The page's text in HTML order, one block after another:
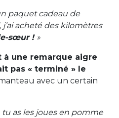
paquet cadeau de
acheté des kilomètres
sœur ! »
à une remarque aigre
pas « terminé » le
avec un certain
tu as les joues en pomme